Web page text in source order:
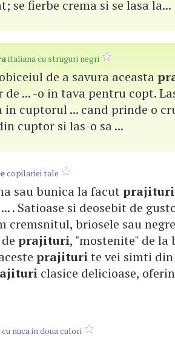
se fierbe crema si se lasa la...
italiana cu struguri negri
de a savura aceasta
de ... -o in tava pentru copt.
in cuptorul ... cand prinde o
cuptor si las-o sa ...
copilariei tale
sau bunica la facutprajituri
. Satioase si deosebit de
cremsnitul, briosele sau
prajituri, "mostenite" de la
prajiturite vei simti
clasice delicioase,
cu nuca in doua culori